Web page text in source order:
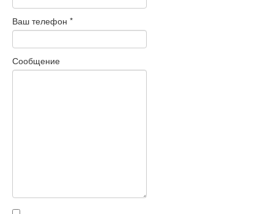
Ваш телефон *
Сообщение